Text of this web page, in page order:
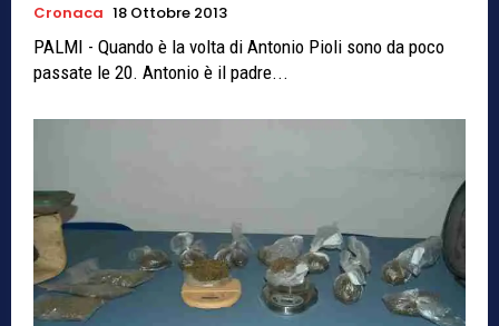
Cronaca 18 Ottobre 2013
PALMI - Quando è la volta di Antonio Pioli sono da poco
passate le 20. Antonio è il padre...